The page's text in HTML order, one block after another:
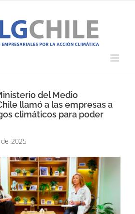
del Medio
llamó a las empresas a
climáticos para poder
2025